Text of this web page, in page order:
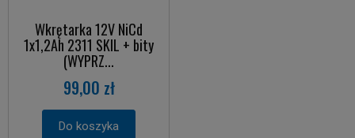
Wkrętarka 12V NiCd
1x1,2Ah 2311 SKIL + bity
(WYPRZ...
99,00 zł
Do koszyka